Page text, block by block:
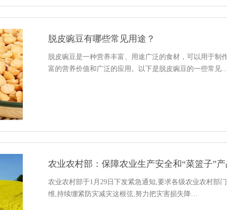
脱皮豌豆有哪些常见用途？
脱皮豌豆是一种营养丰富、用途广泛的食材，可以用于制
富的营养价值和广泛的应用。以下是脱皮豌豆的一些常见
农业农村部：保障农业生产安全和“菜篮子”
农业农村部于1月29日下发紧急通知,要求各级农业农村部
维,持续绷紧防灾减灾这根弦,努力把灾害损失降…